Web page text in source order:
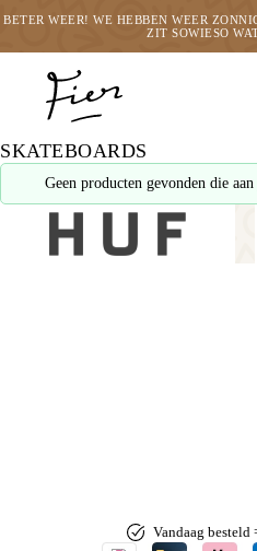
BETER WEER! WE HEBBEN WEER
ZIT SOWIESO
SKATEBOARDS
Geen producten gevonden die
Vandaag besteld